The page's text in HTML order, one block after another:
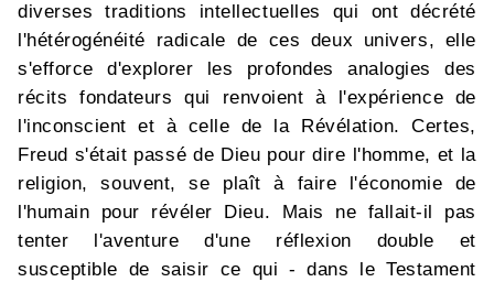
diverses traditions intellectuelles qui ont décrété
l'hétérogénéité radicale de ces deux univers, elle
s'efforce d'explorer les profondes analogies des
récits fondateurs qui renvoient à l'expérience de
l'inconscient et à celle de la Révélation. Certes,
Freud s'était passé de Dieu pour dire l'homme, et la
religion, souvent, se plaît à faire l'économie de
l'humain pour révéler Dieu. Mais ne fallait-il pas
tenter l'aventure d'une réflexion double et
susceptible de saisir ce qui - dans le Testament